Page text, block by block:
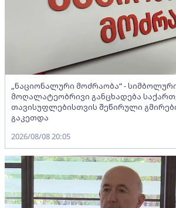
„ნაციონალური მოძრაობა“ -
მოღალატეობრივი განცხადება
თავისუფლებისთვის შეწირული
გაკეთდა
2026/08/08 20:05